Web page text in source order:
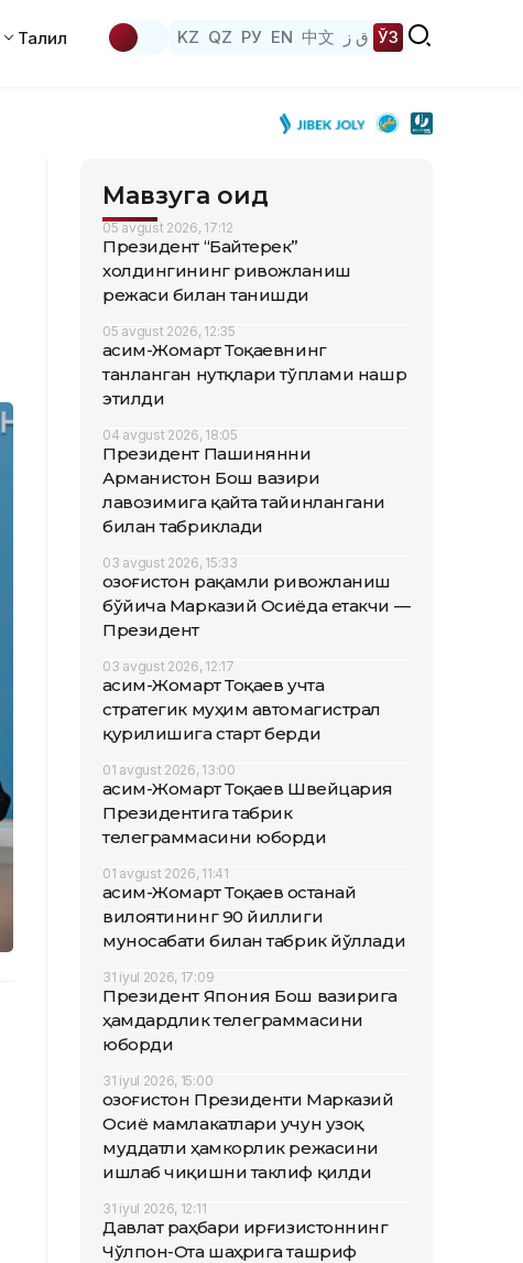
Таҳлил KZ QZ РУ EN 中文 ق ز ЎЗ
Мавзуга оид
05 avgust 2026, 17:12
Президент “Байтерек”
холдингининг ривожланиш
режаси билан танишди
05 avgust 2026, 12:35
Қасим-Жомарт Тоқаевнинг
танланган нутқлари тўплами нашр
этилди
04 avgust 2026, 18:05
Президент Пашинянни
Арманистон Бош вазири
лавозимига қайта тайинлангани
билан табриклади
03 avgust 2026, 15:33
Қозоғистон рақамли ривожланиш
бўйича Марказий Осиёда етакчи —
Президент
03 avgust 2026, 12:17
Қасим-Жомарт Тоқаев учта
стратегик муҳим автомагистрал
қурилишига старт берди
01 avgust 2026, 13:00
Қасим-Жомарт Тоқаев Швейцария
Президентига табрик
телеграммасини юборди
01 avgust 2026, 11:41
Қасим-Жомарт Тоқаев Қостанай
вилоятининг 90 йиллиги
муносабати билан табрик йўллади
31 iyul 2026, 17:09
Президент Япония Бош вазирига
ҳамдардлик телеграммасини
юборди
31 iyul 2026, 15:00
Қозоғистон Президенти Марказий
Осиё мамлакатлари учун узоқ
муддатли ҳамкорлик режасини
ишлаб чиқишни таклиф қилди
31 iyul 2026, 12:11
Давлат раҳбари Қирғизистоннинг
Чўлпон-Ота шаҳрига ташриф